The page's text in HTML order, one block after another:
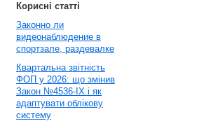
Корисні статті
Законно ли
видеонаблюдение в
спортзале, раздевалке
Квартальна звітність
ФОП у 2026: що змінив
Закон №4536-IX і як
адаптувати облікову
систему